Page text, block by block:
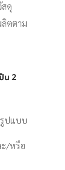
ดุ
ตตาม
น 2
ปแบบ
ะ/หรือ